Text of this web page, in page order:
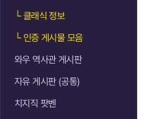
└클래식 정보
└인증 게시물 모음
와우 역사관 게시판
자유 게시판 (공통)
치지직 팟벤